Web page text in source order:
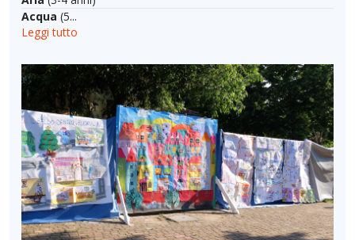
Acqua (5...
Leggi tutto